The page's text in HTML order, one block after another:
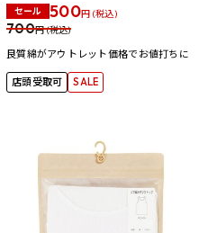
セール 500円 (税込)
700円 (税込)
良質綿がアウトレット価格でお値打ちに
店頭受取可 SALE